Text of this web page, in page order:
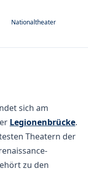
Nationaltheater
sich am
Legionenbrücke.
Theatern der
zu den